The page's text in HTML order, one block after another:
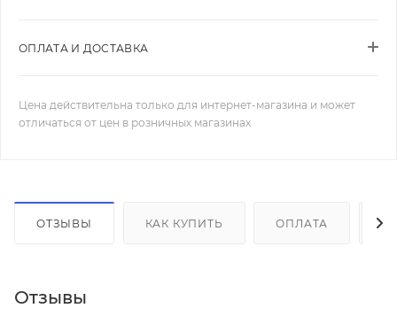
ОПЛАТА И ДОСТАВКА
Цена действительна только для интернет-магазина и может
отличаться от цен в розничных магазинах
ОТЗЫВЫ КАК КУПИТЬ ОПЛАТА
Отзывы